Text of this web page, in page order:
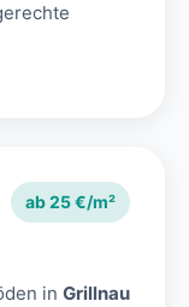
ab 25 €/m²
in Grillnau